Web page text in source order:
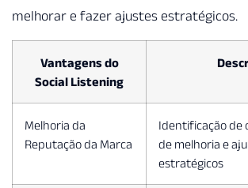
melhorar e fazer ajustes estratégicos.
Vantagens do
Social Listening
Melhoria da
Reputação da Marca
Identificação de
de melhoria e
estratégicos